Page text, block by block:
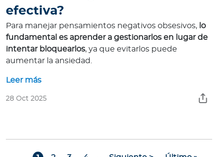
efectiva?
Para manejar pensamientos negativos obsesivos, lo
fundamental es aprender a gestionarlos en lugar de
intentar bloquearlos, ya que evitarlos puede
aumentar la ansiedad.
Leer más
28 Oct 2025